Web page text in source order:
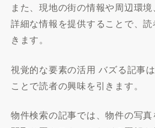
また、現地の街の情報や周辺環
詳細な情報を提供することで、
きます。
視覚的な要素の活用 バズる記事
ことで読者の興味を引きます。
物件検索の記事では、物件の写真